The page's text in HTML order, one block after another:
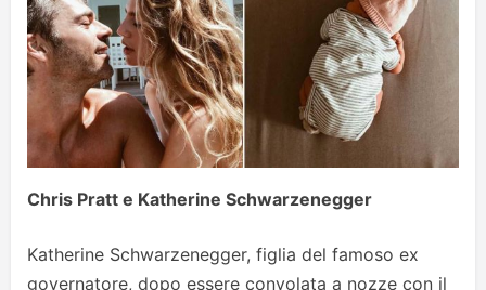
Chris Pratt e Katherine Schwarzenegger
Katherine Schwarzenegger, figlia del famoso ex
governatore, dopo essere convolata a nozze con il